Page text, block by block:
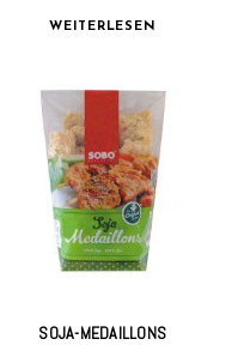
WEITERLESEN
SOJA-MEDAILLONS